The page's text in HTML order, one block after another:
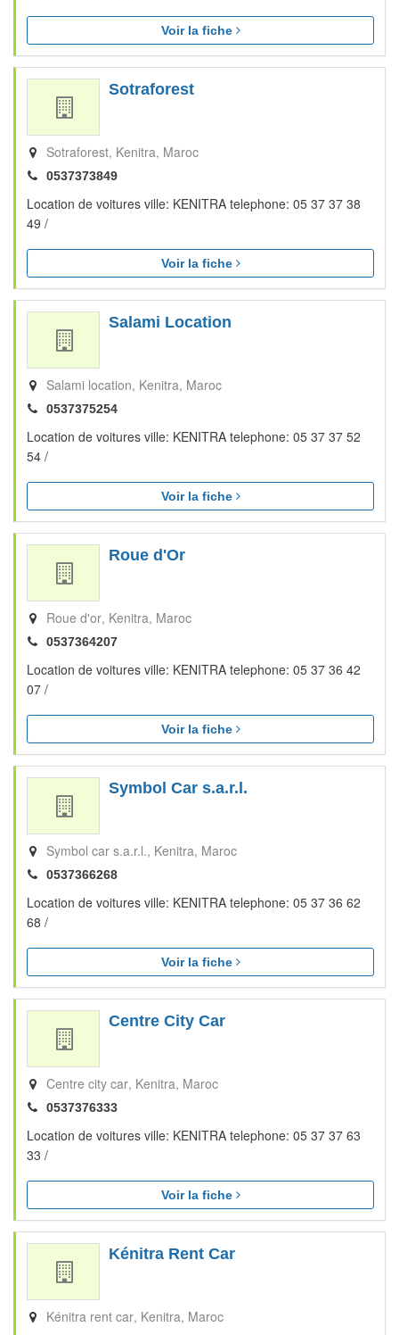
Voir la fiche
Sotraforest
Sotraforest Kenitra Maroc
0537373849
Location de voitures ville: KENITRA telephone: 05 37 37 38
49 /
Voir la fiche
Salami Location
Salami location Kenitra Maroc
0537375254
Location de voitures ville: KENITRA telephone: 05 37 37 52
54 /
Voir la fiche
Roue d'Or
Roue d'or Kenitra Maroc
0537364207
Location de voitures ville: KENITRA telephone: 05 37 36 42
07 /
Voir la fiche
Symbol Car s.a.r.l.
Symbol car s.a.r.l. Kenitra Maroc
0537366268
Location de voitures ville: KENITRA telephone: 05 37 36 62
68 /
Voir la fiche
Centre City Car
Centre city car Kenitra Maroc
0537376333
Location de voitures ville: KENITRA telephone: 05 37 37 63
33 /
Voir la fiche
Kénitra Rent Car
Kénitra rent car Kenitra Maroc